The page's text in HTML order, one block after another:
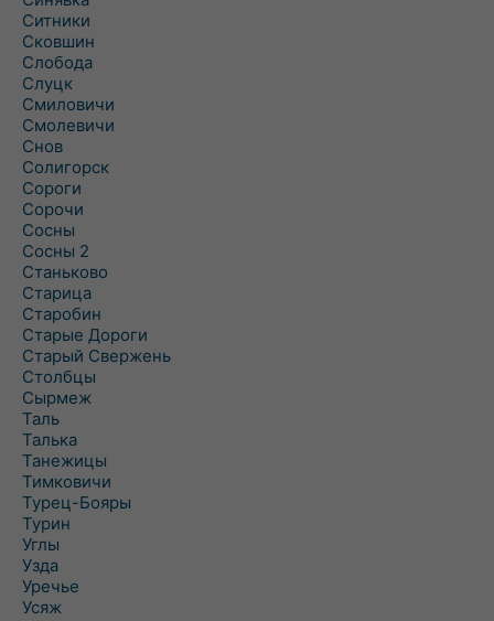
Ситники
Сковшин
Слобода
Слуцк
Смиловичи
Смолевичи
Снов
Солигорск
Сороги
Сорочи
Сосны
Сосны 2
Станьково
Старица
Старобин
Старые Дороги
Старый Свержень
Столбцы
Сырмеж
Таль
Талька
Танежицы
Тимковичи
Турец-Бояры
Турин
Углы
Узда
Уречье
Усяж